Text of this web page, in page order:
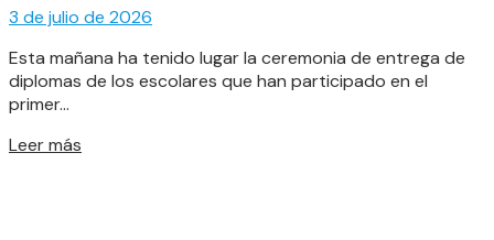
3 de julio de 2026
Esta mañana ha tenido lugar la ceremonia de entrega de
diplomas de los escolares que han participado en el
primer...
Leer más